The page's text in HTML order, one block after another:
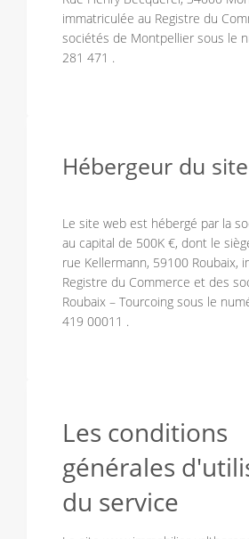
immatriculée au Registre du
sociétés de Montpellier sous le
281 471 .
Hébergeur du site
Le site web est hébergé par la
au capital de 500K €, dont le
rue Kellermann, 59100 Roubaix,
Registre du Commerce et des
Roubaix – Tourcoing sous le
419 00011 .
Les conditions
générales
du service